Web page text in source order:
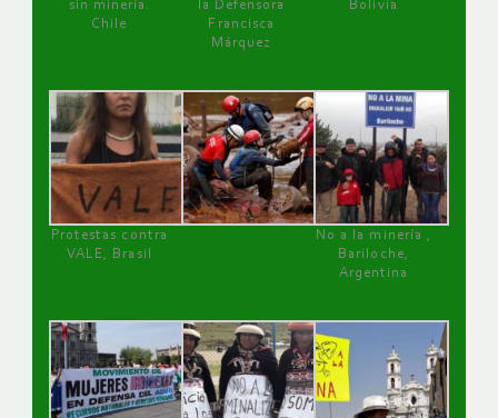
sin minería.
Chile
la Defensora
Francisca
Márquez
Bolivia
Protestas contra
VALE, Brasil
No a la minería ,
Bariloche,
Argentina